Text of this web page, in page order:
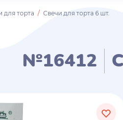
для торта Свечи для торта 6 шт.
№16412